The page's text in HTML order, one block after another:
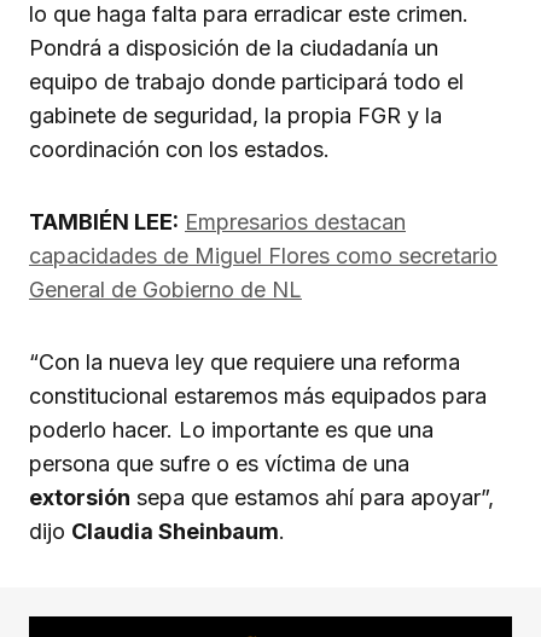
lo que haga falta para erradicar este crimen.
Pondrá a disposición de la ciudadanía un
equipo de trabajo donde participará todo el
gabinete de seguridad, la propia FGR y la
coordinación con los estados.
TAMBIÉN LEE: Empresarios destacan
capacidades de Miguel Flores como secretario
General de Gobierno de NL
“Con la nueva ley que requiere una reforma
constitucional estaremos más equipados para
poderlo hacer. Lo importante es que una
persona que sufre o es víctima de una
extorsión sepa que estamos ahí para apoyar”,
dijo Claudia Sheinbaum.